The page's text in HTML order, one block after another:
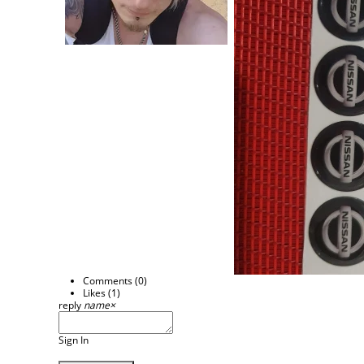
Comments (0)
Likes (1)
reply name×
Sign In